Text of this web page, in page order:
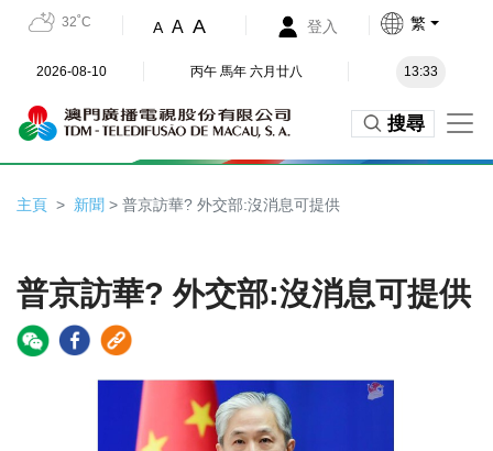
32˚C A A A 登入 繁
2026-08-10 丙午 馬年 六月廿八 13:33
搜尋
主頁 新聞 > 普京訪華? 外交部:沒消息可提供
普京訪華? 外交部:沒消息可提供